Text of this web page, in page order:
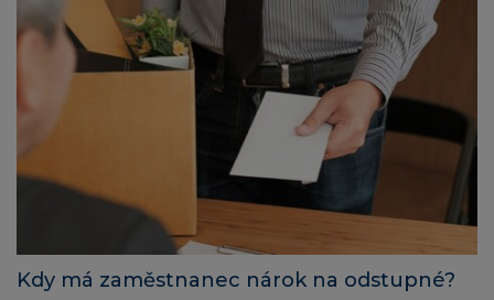
Kdy má zaměstnanec nárok na odstupné?